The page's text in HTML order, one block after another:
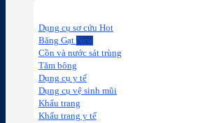
Dụng cụ sơ cứu
Băng Gạt
Cồn và nước sát trùng
Tăm bông
Dụng cụ y tế
Dụng cụ vệ sinh mũi
Khẩu trang
Khẩu trang y tế